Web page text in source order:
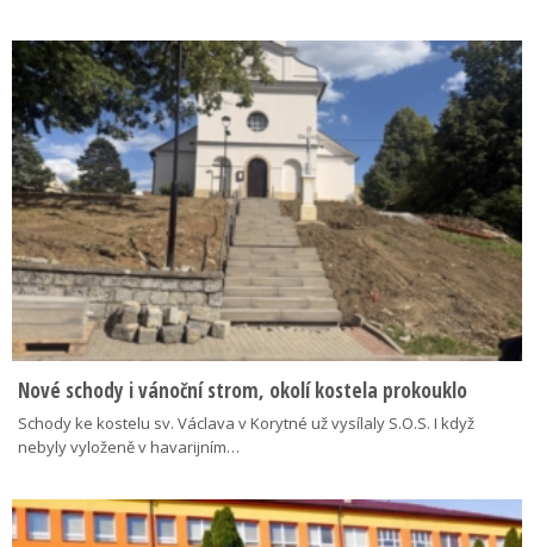
Nové schody i vánoční strom, okolí kostela prokouklo
Schody ke kostelu sv. Václava v Korytné už vysílaly S.O.S. I když
nebyly vyloženě v havarijním…